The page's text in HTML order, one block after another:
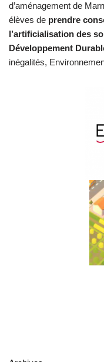
d’aménagement de
élèves de prendre
l’artificialisation des
Développement
inégalités,